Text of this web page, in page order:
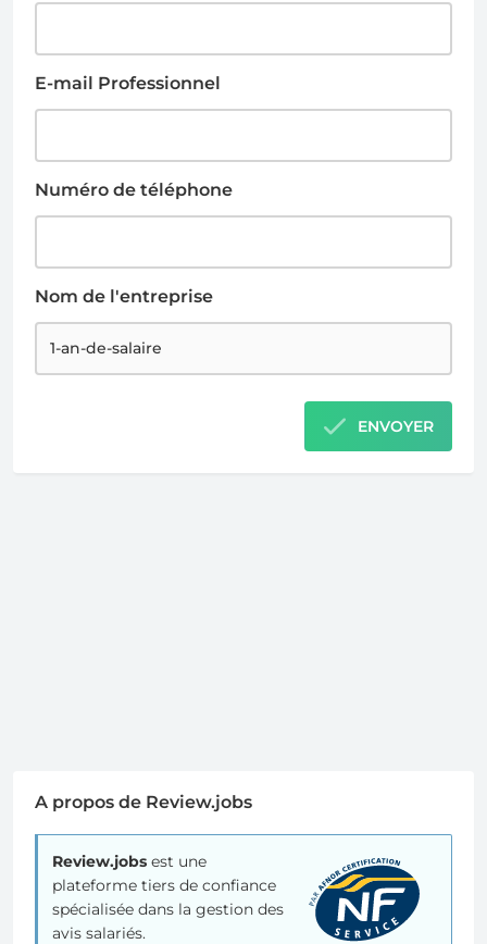
E-mail Professionnel
Numéro de téléphone
Nom de l'entreprise
ENVOYER
A propos de Review.jobs
Review.jobs est une
plateforme tiers de confiance
spécialisée dans la gestion des
avis salariés.